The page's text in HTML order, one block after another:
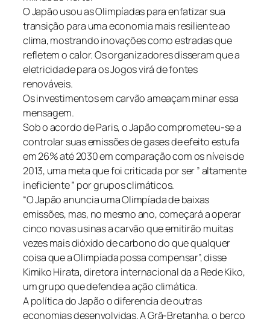
O Japão usou as Olimpíadas para enfatizar sua
transição para uma economia mais resiliente ao
clima, mostrando inovações como estradas que
refletem o calor. Os organizadores disseram que a
eletricidade para os Jogos virá de fontes
renováveis.
Os investimentos em carvão ameaçam minar essa
mensagem.
Sob o acordo de Paris, o Japão comprometeu-se a
controlar suas emissões de gases de efeito estufa
em 26% até 2030 em comparação com os níveis de
2013, uma meta que foi criticada por ser ” altamente
ineficiente ” por grupos climáticos.
“O Japão anuncia uma Olimpíada de baixas
emissões, mas, no mesmo ano, começará a operar
cinco novas usinas a carvão que emitirão muitas
vezes mais dióxido de carbono do que qualquer
coisa que a Olimpíada possa compensar”, disse
Kimiko Hirata, diretora internacional da a Rede Kiko,
um grupo que defende a ação climática.
A política do Japão o diferencia de outras
economias desenvolvidas. A Grã-Bretanha, o berço